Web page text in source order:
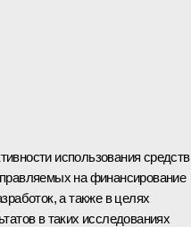
использования средств
на финансирование
а также в целях
в таких исследованиях